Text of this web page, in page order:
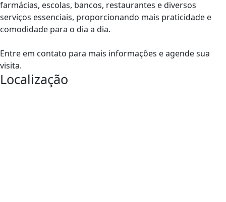
farmácias, escolas, bancos, restaurantes e diversos
serviços essenciais, proporcionando mais praticidade e
comodidade para o dia a dia.
Entre em contato para mais informações e agende sua
visita.
Localização